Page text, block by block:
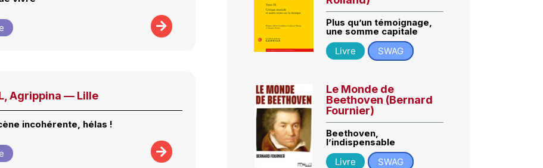
Agrippina — Lille
incohérente, hélas !
Plus qu’un témoignage,
une somme capitale
Livre
SWAG
Le Monde de
Beethoven (Bernard
Fournier)
Beethoven,
l’indispensable
Livre
SWAG